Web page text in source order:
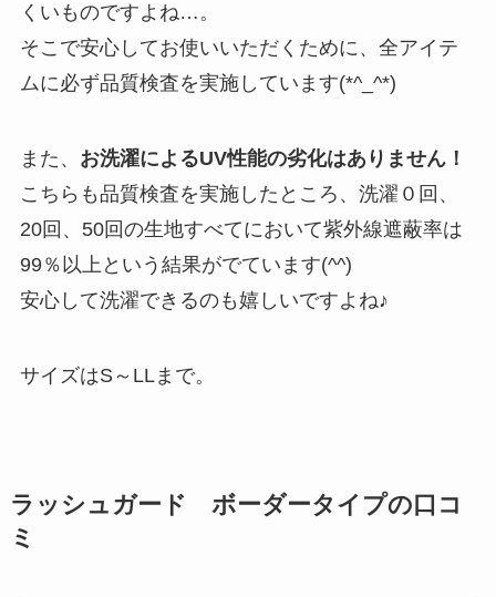
くいものですよね…。
そこで安心してお使いいただくために、全アイテ
ムに必ず品質検査を実施しています(*^_^*)
また、 お洗濯によるUV性能の劣化はありません！
こちらも品質検査を実施したところ、洗濯０回、
20回、50回の生地すべてにおいて紫外線遮蔽率は
99％以上という結果がでています(^^)
安心して洗濯できるのも嬉しいですよね♪
サイズはS～LLまで。
ラッシュガード ボーダータイプの口コ
ミ